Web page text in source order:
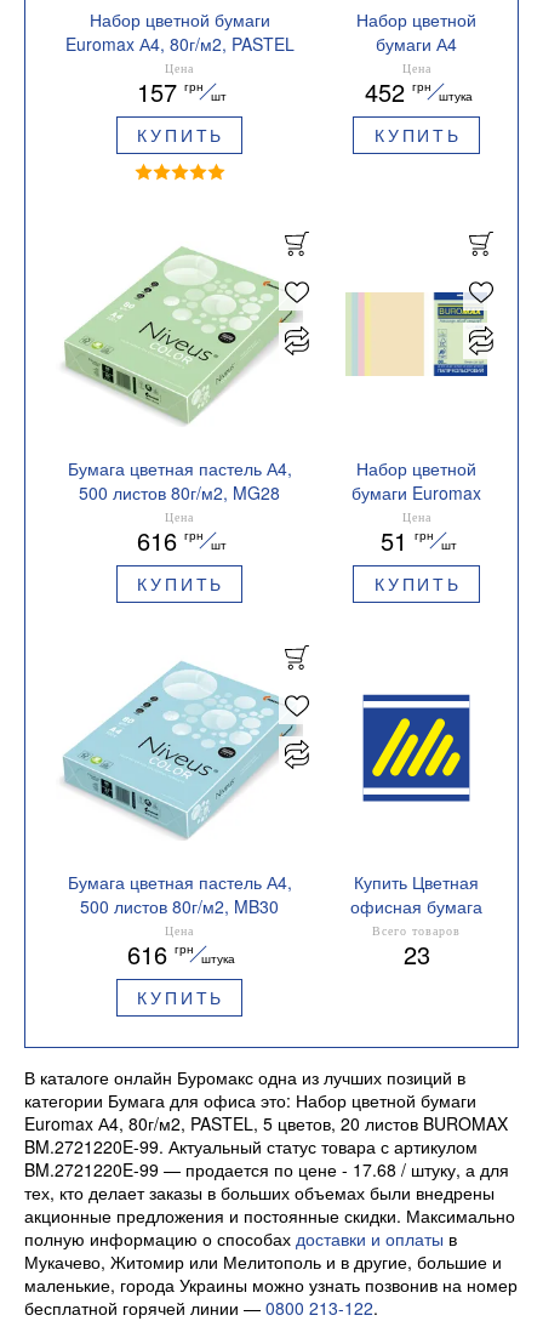
Набор цветной бумаги
Euromax А4, 80г/м2, PASTEL
NEON, 10 цветов, 50 листов
BUROMAX BM.2721750E-99
Цена
157 грн
шт
КУПИТЬ
Набор цветной
бумаги А4
SUPER MIX
EUROMAX 80г/м2
10 цветов 25
листов
Цена
452 грн
штука
КУПИТЬ
Бумага цветная пастель А4,
500 листов 80г/м2, MG28
Mondi
A4.80.NVP.MG28.500(зеленый)
Цена
616 грн
шт
КУПИТЬ
Набор цветной
бумаги Euromax
А4, 80г/м2,
PASTEL, 5
цветов, 20 листов
BUROMAX
Цена
51 грн
шт
КУПИТЬ
Бумага цветная пастель А4,
500 листов 80г/м2, MB30
Mondi
A4.80.NVP.MB30.500(голубой)
Цена
616 грн
штука
КУПИТЬ
Купить Цветная
офисная бумага
Формат А4
Всего товаров
23
В каталоге онлайн Буромакс одна из лучших позиций в
категории Бумага для офиса это: Набор цветной бумаги
Euromax А4, 80г/м2, PASTEL, 5 цветов, 20 листов BUROMAX
BM.2721220E-99. Актуальный статус товара с артикулом
BM.2721220E-99 — продается по цене - 17.68 / штуку, а для
тех, кто делает заказы в больших объемах были внедрены
акционные предложения и постоянные скидки. Максимально
полную информацию о способах доставки и оплаты в
Мукачево, Житомир или Мелитополь и в другие, большие и
маленькие, города Украины можно узнать позвонив на номер
бесплатной горячей линии — 0800 213-122.